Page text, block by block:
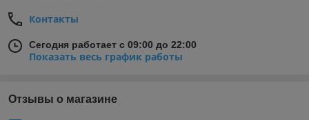
Контакты
Сегодня работает с 09:00 до 22:00
Показать весь график работы
Отзывы о магазине